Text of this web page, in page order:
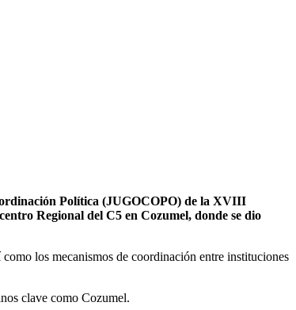
Política (JUGOCOPO) de la XVIII
Regional del C5 en Cozumel, donde se dio
los mecanismos de coordinación entre instituciones
clave como Cozumel.